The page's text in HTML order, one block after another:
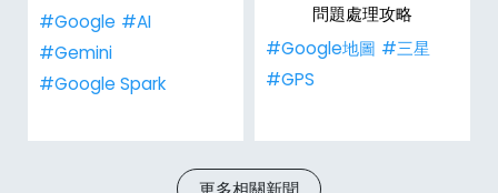
#Google #AI
#Gemini
#Google Spark
問題處理攻略
#Google地圖 #三星
#GPS